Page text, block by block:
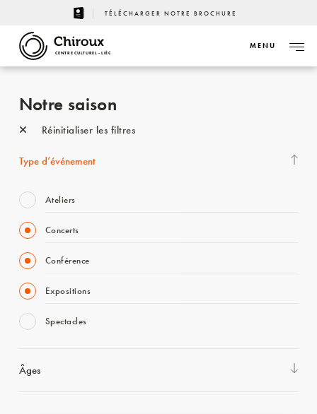
TÉLÉCHARGER NOTRE BROCHURE
CENTRE CULTUREL - LIÈGE
MENU
Notre saison
Réinitialiser les filtres
Type d’événement
Ateliers
Concerts
Conférence
Expositions
Spectacles
Âges